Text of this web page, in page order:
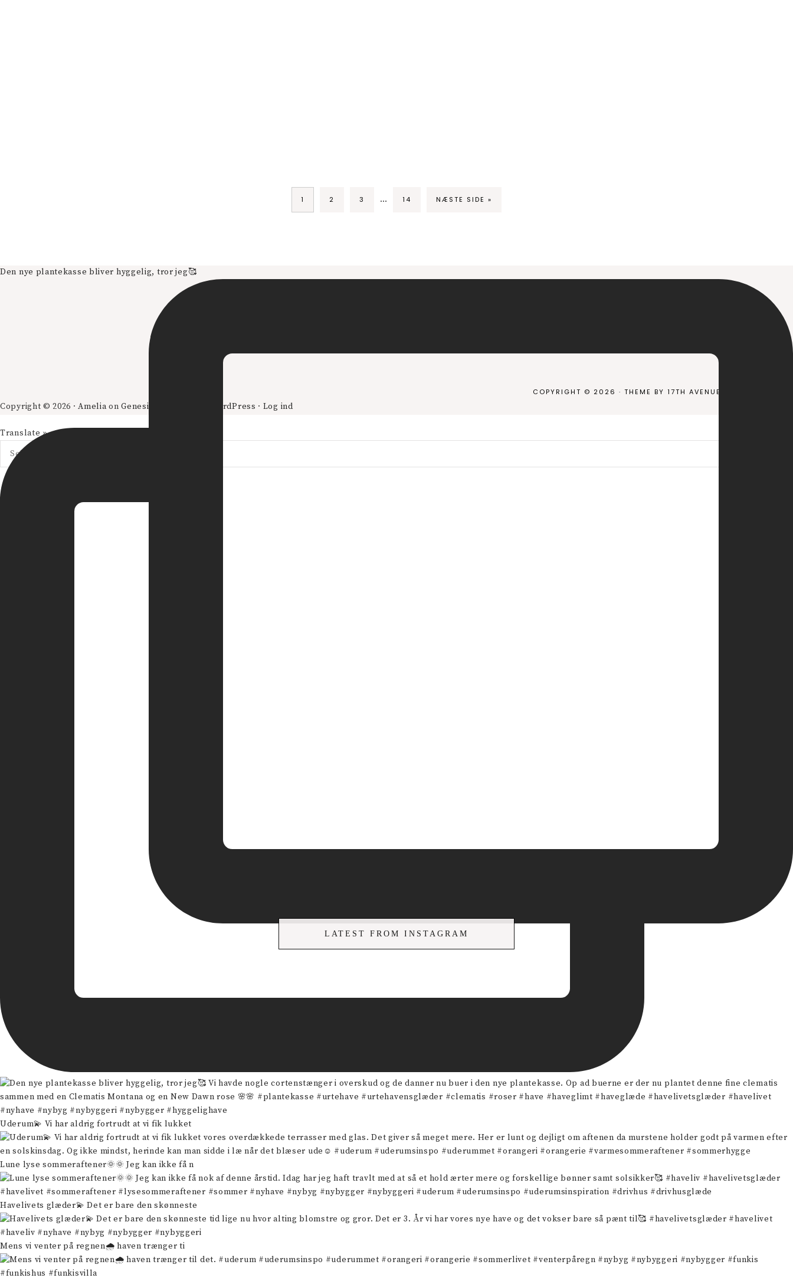
1 2 3 … 14 NÆSTE SIDE »
LATEST FROM INSTAGRAM
Den nye plantekasse bliver hyggelig, tror jeg🥰
Uderum💫 Vi har aldrig fortrudt at vi fik lukket
Lune lyse sommeraftener🌞🌞 Jeg kan ikke få n
Havelivets glæder💫 Det er bare den skønneste
Mens vi venter på regnen🌧️ haven trænger ti
COPYRIGHT © 2026 · THEME BY 17TH AVENUE
Copyright © 2026 ·AmeliaonGenesis Framework WordPress · Log ind
Translate »
Powered by